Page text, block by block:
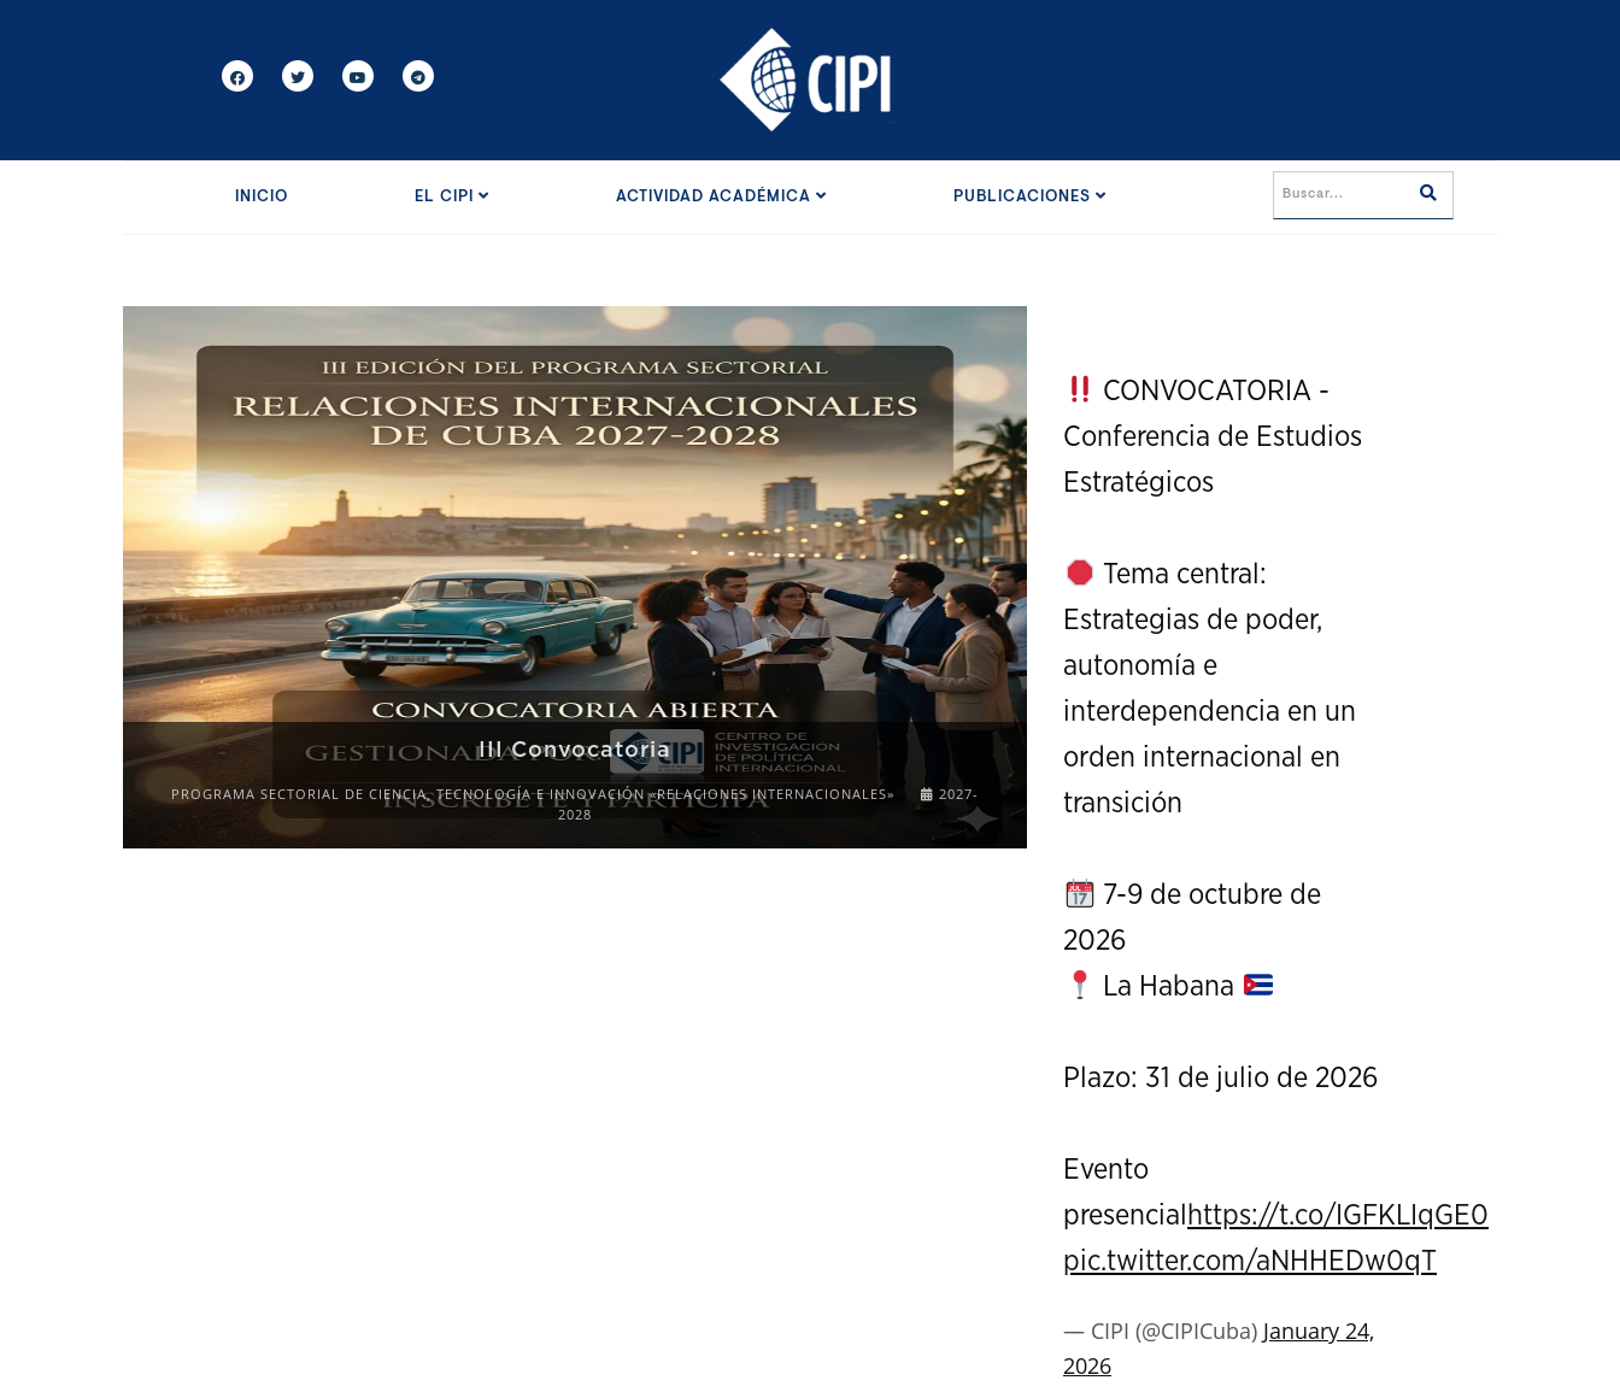
INICIO EL CIPI ACTIVIDAD ACADÉMICA PUBLICACIONES
III Convocatoria
PROGRAMA SECTORIAL DE CIENCIA, TECNOLOGÍA E INNOVACIÓN «RELACIONES INTERNACIONALES»
2027-
2028
XI Conference on Strategic
CONVOCATORIA -
Conferencia de Estudios
Estratégicos
Tema central:
Estrategias de poder,
autonomía e
interdependencia en un
orden internacional en
transición
7-9 de octubre de
2026
La Habana
Plazo: 31 de julio de 2026
Evento
presencial https://t.co/IGFKLIqGE0
pic.twitter.com/aNHHEDw0qT
— CIPI (@CIPICuba) January 24,
2026